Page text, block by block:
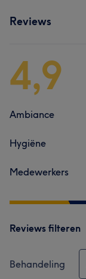
Reviews
4,9
Ambiance
Hygiëne
Medewerkers
Reviews filteren
Behandeling